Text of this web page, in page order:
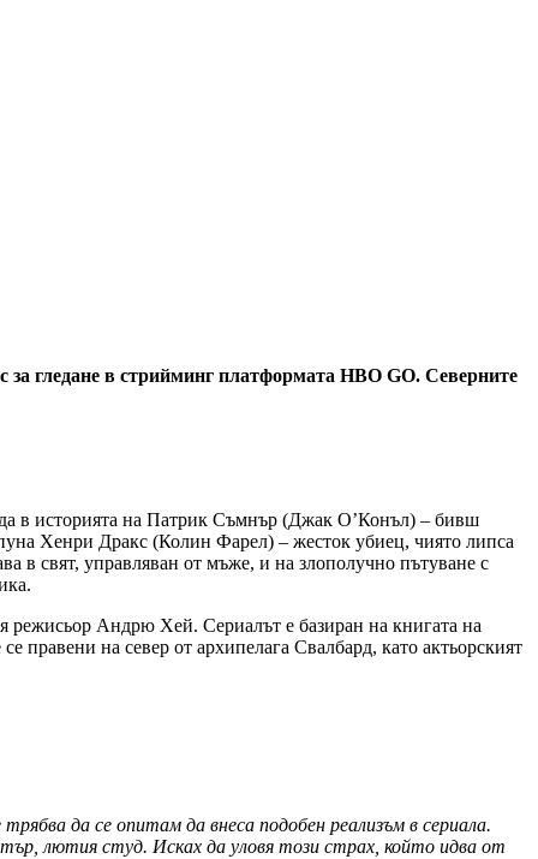
гледане в стрийминг платформата HBO GO. Северните
в историята на Патрик Съмнър (Джак О’Конъл) – бивш
Хенри Дракс (Колин Фарел) – жесток убиец, чиято липса
в свят, управляван от мъже, и на злополучно пътуване с
режисьор Андрю Хей. Сериалът е базиран на книгата на
правени на север от архипелага Свалбард, като актьорският
да се опитам да внеса подобен реализъм в сериала.
лютия студ. Исках да уловя този страх, който идва от